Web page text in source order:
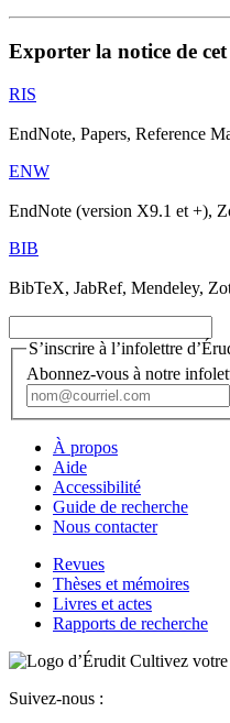
Exporter la notice de
RIS
EndNote, Papers, Reference
ENW
EndNote (version X9.1 et +),
BIB
BibTeX, JabRef, Mendeley,
S’inscrire à l’infolettre
Abonnez-vous à notre
À propos
Aide
Accessibilité
Guide de recherche
Nous contacter
Revues
Thèses et mémoires
Livres et actes
Rapports de recherche
Cultivez votre
Suivez-nous :